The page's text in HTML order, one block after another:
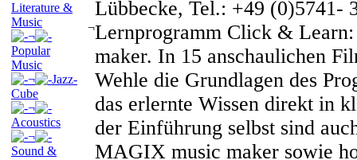
Literature &
Music
¬
Popular
Music
¬
Jazz-
Cube
¬
Acoustics
¬
Sound &
Lübbecke, Tel.: +49 (0)5741-
¬Lernprogramm Click &
maker. In 15 anschaulichen
Wehle die Grundlagen des
das erlernte Wissen direkt in
der Einführung selbst sind
MAGIX music maker sowie